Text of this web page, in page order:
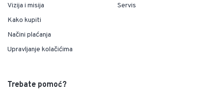
Vizija i misija
Kako kupiti
Načini plaćanja
Upravljanje kolačićima
Servis
Trebate pomoć?